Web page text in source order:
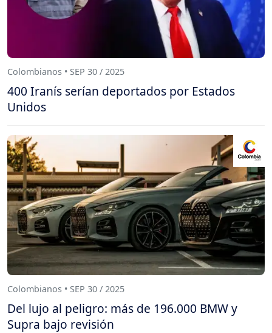
Colombianos • SEP 30 / 2025
400 Iranís serían deportados por Estados
Unidos
Colombianos • SEP 30 / 2025
Del lujo al peligro: más de 196.000 BMW y
Supra bajo revisión